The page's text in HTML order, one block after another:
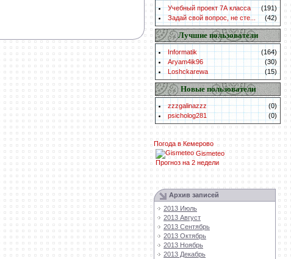
Учебный проект 7А класса
(191)
Задай свой вопрос, не сте...
(42)
Лучшие пользователи
Informatik
(164)
Aryam4ik96
(30)
Loshckarewa
(15)
Новые пользователи
zzzgalinazzz
(0)
psicholog281
(0)
Погода в Кемерово
Gismeteo
Прогноз на 2 недели
Архив записей
2013 Июль
2013 Август
2013 Сентябрь
2013 Октябрь
2013 Ноябрь
2013 Декабрь